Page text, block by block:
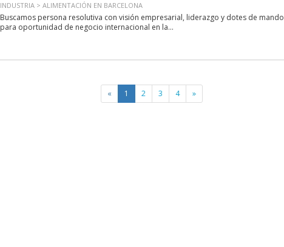
INDUSTRIA > ALIMENTACIÓN EN BARCELONA
Buscamos persona resolutiva con visión empresarial, liderazgo y dotes de mando
para oportunidad de negocio internacional en la...
« 1 2 3 4 »